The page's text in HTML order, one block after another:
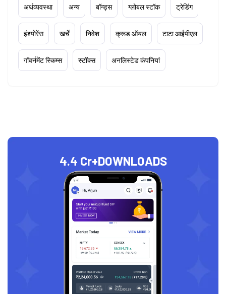
अर्थव्यवस्था अन्य बॉन्ड्स ग्लोबल स्टॉक ट्रेडिंग
इंश्योरेंस खर्चे निवेश क्रूड ऑयल टाटा आईपीएल
गॉवर्नमेंट स्किम्स स्टॉक्स अनलिस्टेड कंपनियां
4.4 Cr+DOWNLOADS